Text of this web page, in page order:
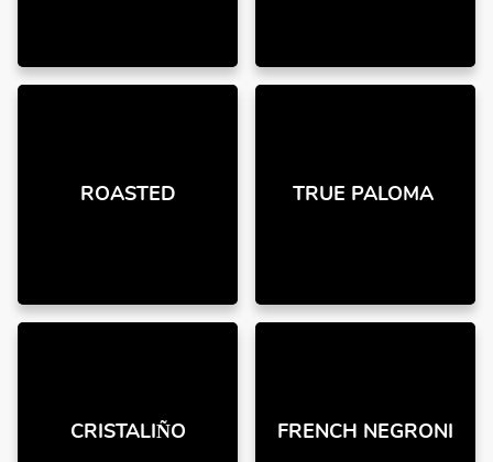
ROASTED TRUE PALOMA
CRISTALIÑO FRENCH NEGRONI